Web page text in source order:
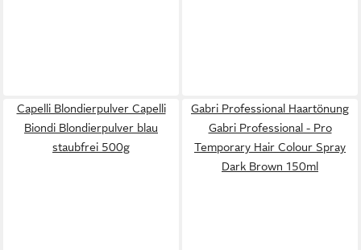
Capelli Blondierpulver Capelli
Biondi Blondierpulver blau
staubfrei 500g
Gabri Professional Haartönung
Gabri Professional - Pro
Temporary Hair Colour Spray
Dark Brown 150ml